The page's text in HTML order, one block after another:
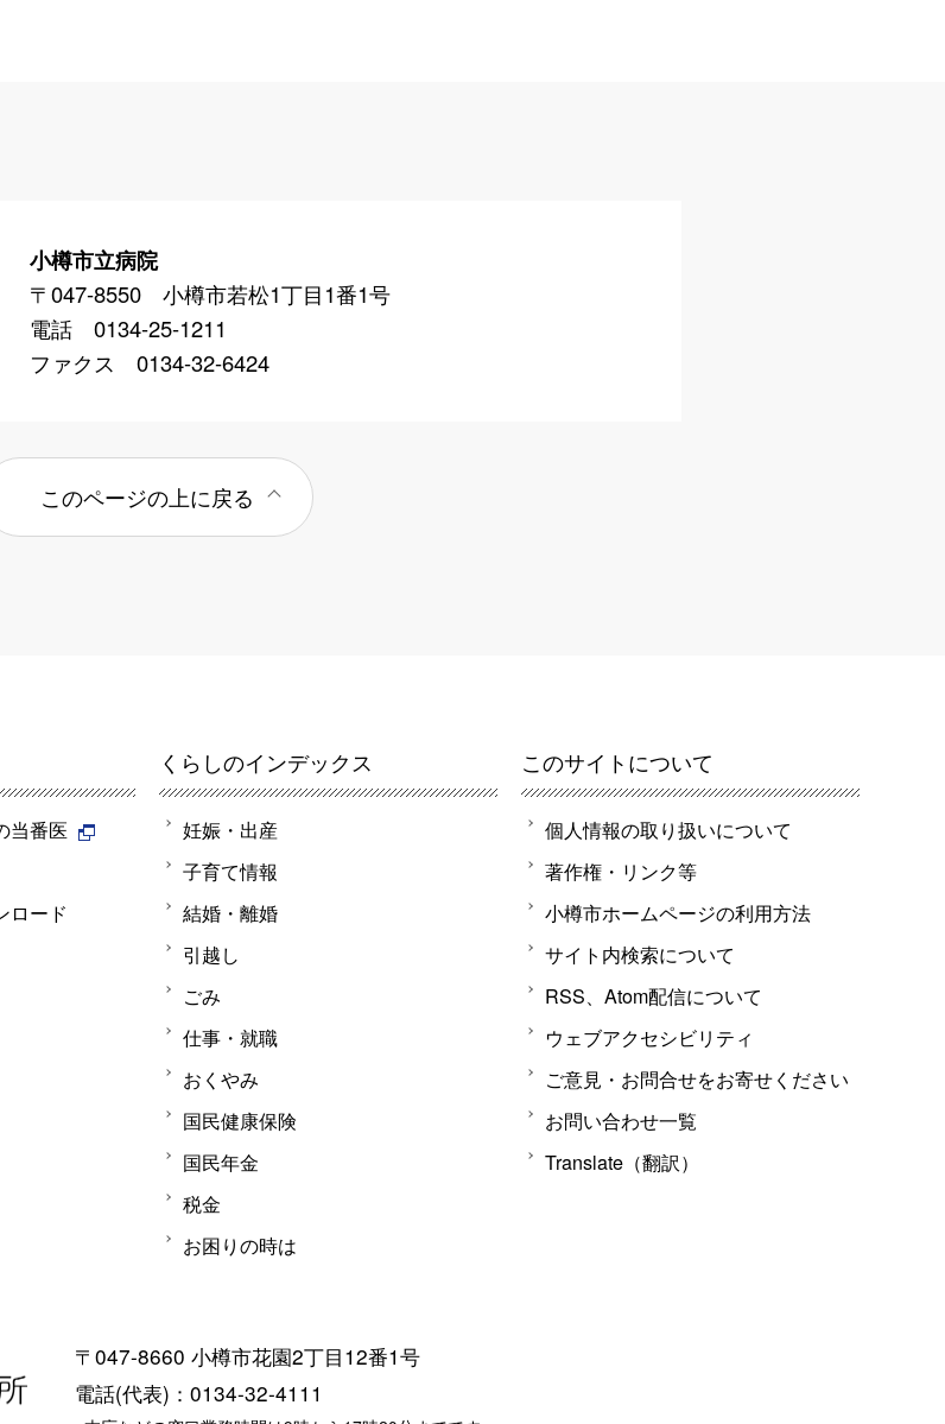
小樽市立病院
〒047-8550 小樽市若松1丁目1番1号
電話 0134-25-1211
ファクス 0134-32-6424
このページの上に戻る
当番医
ロード
くらしのインデックス
妊娠・出産
子育て情報
結婚・離婚
引越し
ごみ
仕事・就職
おくやみ
国民健康保険
国民年金
税金
お困りの時は
このサイトについて
個人情報の取り扱いについて
著作権・リンク等
小樽市ホームページの利用方法
サイト内検索について
RSS、Atom配信について
ウェブアクセシビリティ
ご意見・お問合せをお寄せください
お問い合わせ一覧
Translate（翻訳）
〒047-8660 小樽市花園2丁目12番1号
電話(代表)：0134-32-4111